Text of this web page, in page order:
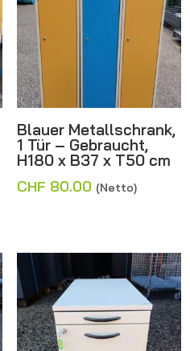
Blauer Metallschrank,
1 Tür – Gebraucht,
H180 x B37 x T50 cm
CHF 80.00 (Netto)